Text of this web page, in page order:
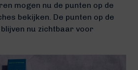
mogen nu de punten op de
bekijken. De punten op de
nu zichtbaar voor